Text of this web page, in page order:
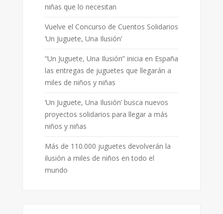
niñas que lo necesitan
Vuelve el Concurso de Cuentos Solidarios
‘Un Juguete, Una Ilusión’
“Un Juguete, Una Ilusión” inicia en España
las entregas de juguetes que llegarán a
miles de niños y niñas
‘Un Juguete, Una Ilusión’ busca nuevos
proyectos solidarios para llegar a más
niños y niñas
Más de 110.000 juguetes devolverán la
ilusión a miles de niños en todo el
mundo